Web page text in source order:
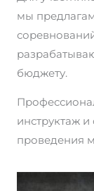
мы
бюджету.
инструктаж
проведения